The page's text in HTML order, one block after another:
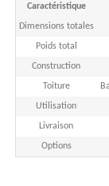
Caractéristique
Dimensions totales
Poids total
Construction
Toiture
Utilisation
Livraison
Options